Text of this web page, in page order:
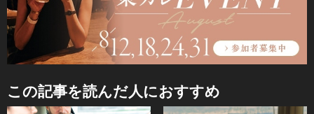
この記事を読んだ人におすすめ